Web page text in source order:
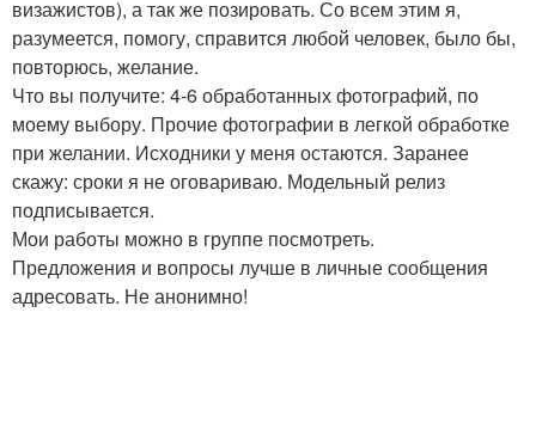
визажистов), а так же позировать. Со всем этим я,
разумеется, помогу, справится любой человек, было бы,
повторюсь, желание.
Что вы получите: 4-6 обработанных фотографий, по
моему выбору. Прочие фотографии в легкой обработке
при желании. Исходники у меня остаются. Заранее
скажу: сроки я не оговариваю. Модельный релиз
подписывается.
Мои работы можно в группе посмотреть.
Предложения и вопросы лучше в личные сообщения
адресовать. Не анонимно!